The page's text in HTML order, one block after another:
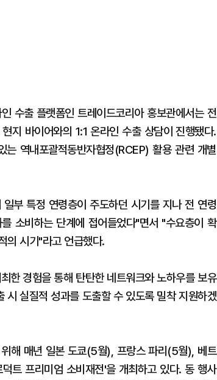
수출 플랫폼인 트레이드코리아 홍보관에서는 전
지 바이어와의 1:1 온라인 수출 상담이 진행됐다.
역내포괄적동반자협정(RCEP) 활용 관련 개별
부 특정 연령층이 주도하던 시기를 지나 전 연령
소비하는 단계에 접어들었다"면서 "수요층이 확
의 시기"라고 언급했다.
한 경험을 통해 탄탄한 네트워크와 노하우를 보유
실질적 성과를 도출할 수 있도록 밀착 지원하겠
해 매년 일본 도쿄(5월), 프랑스 파리(5월), 베트
트 프리미엄 소비재전'을 개최하고 있다. 동 행사